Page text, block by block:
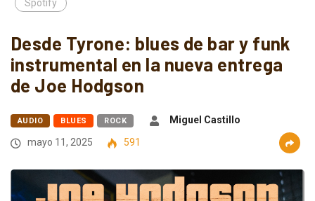
Spotify
Desde Tyrone: blues de bar y funk
instrumental en la nueva entrega
de Joe Hodgson
AUDIO BLUES ROCK
Miguel Castillo
mayo 11, 2025
591